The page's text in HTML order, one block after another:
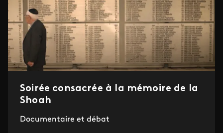
Soirée consacrée à la mémoire de la
Shoah
Documentaire et débat